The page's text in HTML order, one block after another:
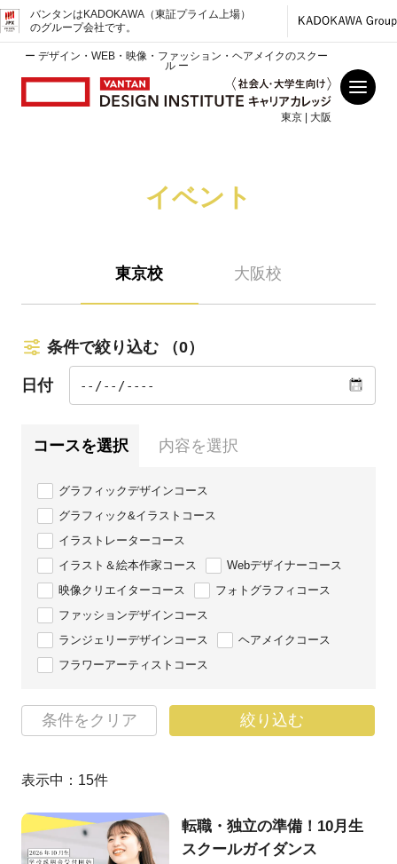
バンタンはKADOKAWA（東証プライム上場）
のグループ会社です。
ー デザイン・WEB・映像・ファッション・ヘアメイクのスクー
ル ー
東京 | 大阪
イベント
東京校 大阪校
条件で絞り込む （0）
日付
コースを選択 内容を選択
グラフィックデザインコース
グラフィック&イラストコース
イラストレーターコース
イラスト＆絵本作家コース
Webデザイナーコース
映像クリエイターコース
フォトグラフィコース
ファッションデザインコース
ランジェリーデザインコース
ヘアメイクコース
フラワーアーティストコース
条件をクリア 絞り込む
表示中： 15件
転職・独立の準備！10月生
スクールガイダンス